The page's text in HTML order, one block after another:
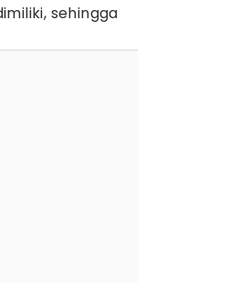
sehingga